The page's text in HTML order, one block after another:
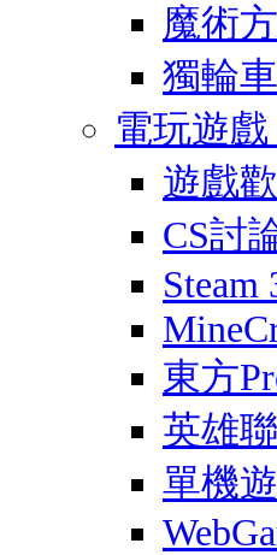
魔術
獨輪
電玩遊戲
遊戲
CS討
Steam
東方
英雄
單機